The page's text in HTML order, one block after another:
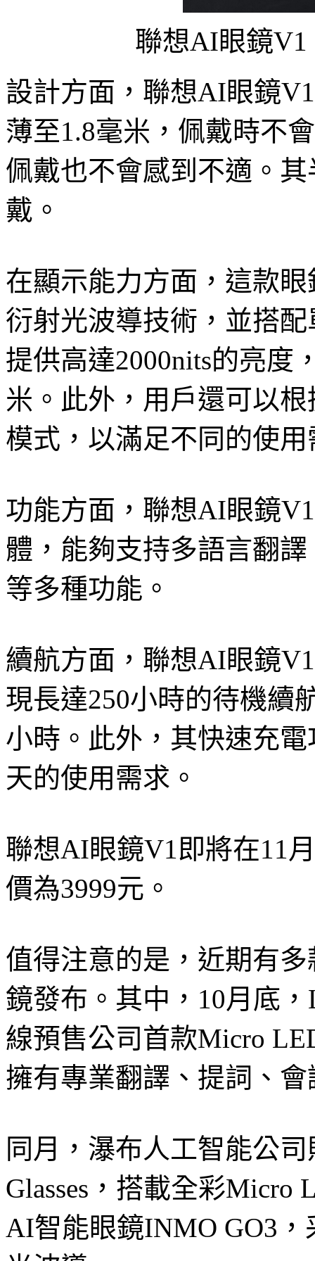
聯想AI眼鏡
設計方面，聯想AI眼鏡
薄至1.8毫米，佩戴時不
佩戴也不會感到不適。
戴。
在顯示能力方面，這款
衍射光波導技術，並搭
提供高達2000nits的亮度
米。此外，用戶還可以
模式，以滿足不同的使用
功能方面，聯想AI眼鏡
體，能夠支持多語言翻
等多種功能。
續航方面，聯想AI眼鏡
現長達250小時的待機續
小時。此外，其快速充
天的使用需求。
聯想AI眼鏡V1即將在11
價為3999元。
值得注意的是，近期有
鏡發布。其中，10月底
線預售公司首款Micro
擁有專業翻譯、提詞、
同月，瀑布人工智能公
Glasses，搭載全彩Micro
AI智能眼鏡INMO GO3